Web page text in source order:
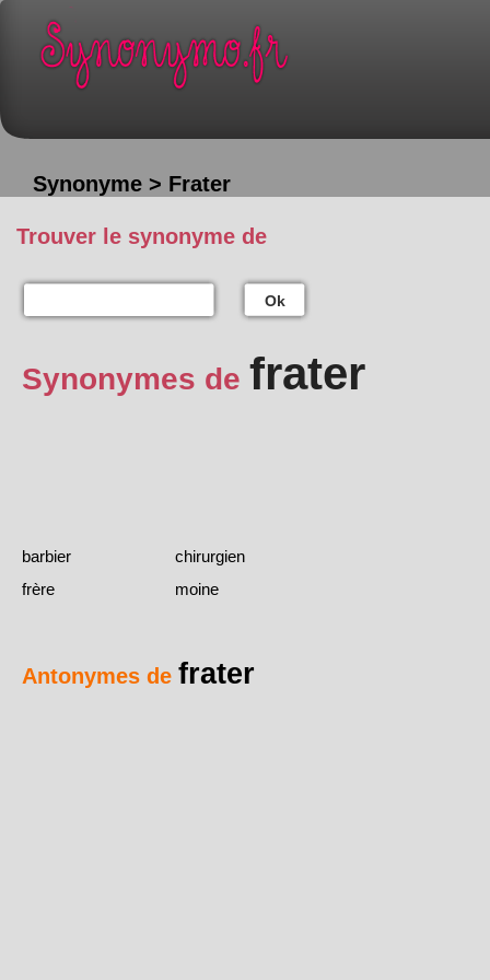
Synonyme > Frater
Trouver le synonyme de
Ok
Synonymes de frater
barbier
chirurgien
frère
moine
Antonymes de frater